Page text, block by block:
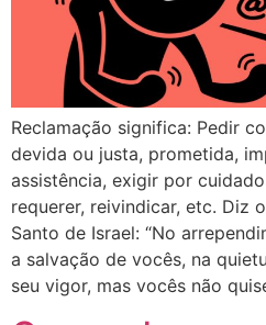
Reclamação significa: Pedir
devida ou justa, prometida,
assistência, exigir por
requerer, reivindicar, etc. Diz
Santo de Israel: “No
a salvação de vocês, na
seu vigor, mas vocês não